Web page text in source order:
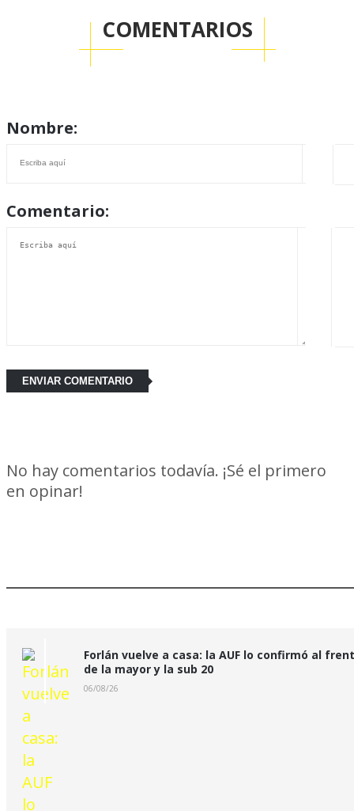
COMENTARIOS
Nombre:
Comentario:
No hay comentarios todavía. ¡Sé el primero
en opinar!
Forlán vuelve a casa: la AUF lo confirmó al
de la mayor y la sub 20
06/08/26